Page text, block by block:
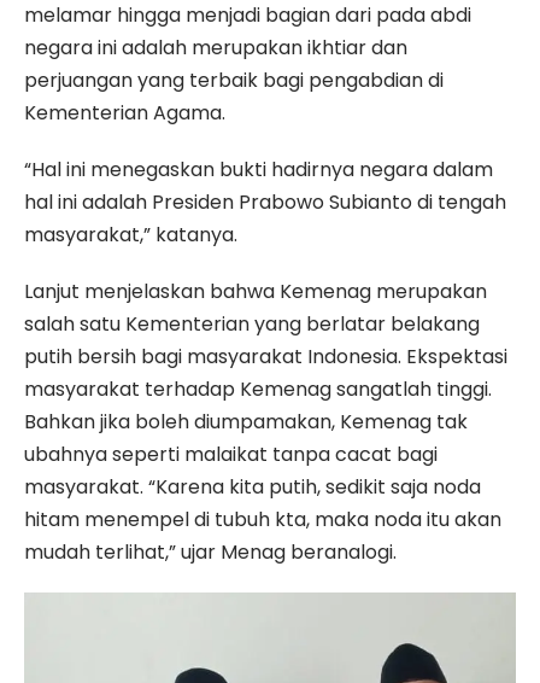
melamar hingga menjadi bagian dari pada abdi
negara ini adalah merupakan ikhtiar dan
perjuangan yang terbaik bagi pengabdian di
Kementerian Agama.
“Hal ini menegaskan bukti hadirnya negara dalam
hal ini adalah Presiden Prabowo Subianto di tengah
masyarakat,” katanya.
Lanjut menjelaskan bahwa Kemenag merupakan
salah satu Kementerian yang berlatar belakang
putih bersih bagi masyarakat Indonesia. Ekspektasi
masyarakat terhadap Kemenag sangatlah tinggi.
Bahkan jika boleh diumpamakan, Kemenag tak
ubahnya seperti malaikat tanpa cacat bagi
masyarakat. “Karena kita putih, sedikit saja noda
hitam menempel di tubuh kta, maka noda itu akan
mudah terlihat,” ujar Menag beranalogi.